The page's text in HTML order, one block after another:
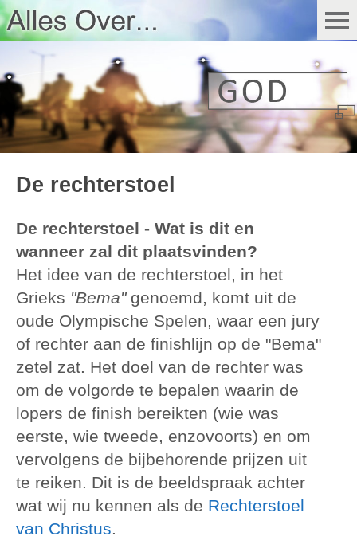
De rechterstoel
De rechterstoel - Wat is dit en
wanneer zal dit plaatsvinden?
Het idee van de rechterstoel, in het
Grieks "Bema"genoemd, komt uit de
oude Olympische Spelen, waar een jury
of rechter aan de finishlijn op de "Bema"
zetel zat. Het doel van de rechter was
om de volgorde te bepalen waarin de
lopers de finish bereikten (wie was
eerste, wie tweede, enzovoorts) en om
vervolgens de bijbehorende prijzen uit
te reiken. Dit is de beeldspraak achter
wat wij nu kennen als de Rechterstoel
van Christus.